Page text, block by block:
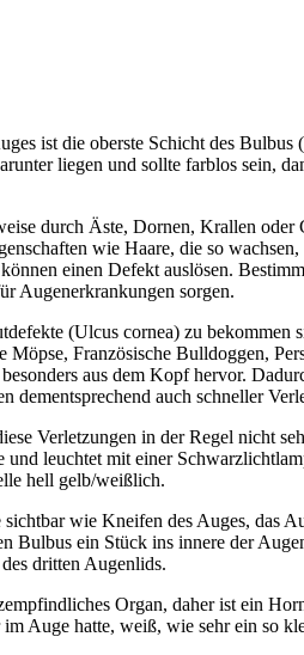
ist die oberste Schicht des Bulbus
liegen und sollte farblos sein,
durch Äste, Dornen, Krallen oder
wie Haare, die so
einen Defekt auslösen.
Augenerkrankungen sorgen.
(Ulcus cornea) zu bekommen
Möpse, Französische Bulldoggen,
aus dem Kopf hervor.
dementsprechend auch schneller
Verletzungen in der Regel nicht
und leuchtet mit einer
hell gelb/weißlich.
sichtbar wie Kneifen des Auges, das
Bulbus ein Stück ins innere der
dritten Augenlids.
Organ, daher ist ein
im Auge hatte, weiß, wie sehr ein so